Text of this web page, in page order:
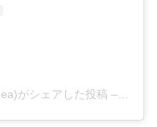
がシェアした投稿 –